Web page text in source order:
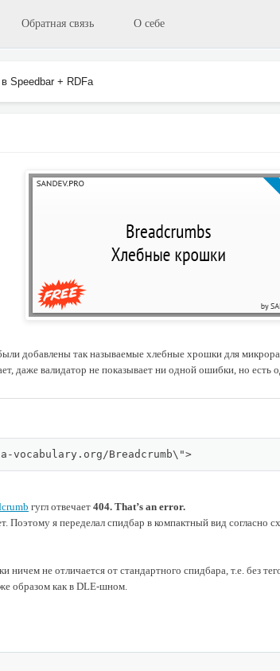
Обратная связь О себе
Speedbar + RDFa
добавлены так называемые хлебные хрошки для
даже валидатор не показывает ни одной ошибки, но
vocabulary.org/Breadcrumb\">
гугл отвечает 404. That’s an error.
Поэтому я переделал спидбар в компактный вид согласно
ничем не отличается от стандартного спидбара, т.е. без
образом как в DLE-шном.